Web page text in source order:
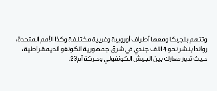
وتتهم بلجيكا ومعها أطراف أوروبية وغربية مختلفة وكذا الأمم المتحدة،
رواندا بنشر نحو 4 آلاف جندي في شرق جمهورية الكونغو الديمقراطية،
حيث تدور معارك بين الجيش الكونغولي وحركة أم23.